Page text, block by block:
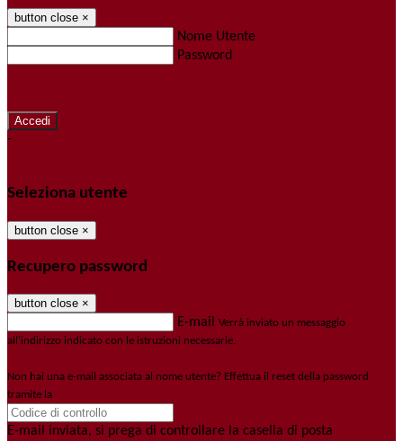
button close ×
Nome Utente
Password
-
Seleziona utente
button close ×
Recupero password
button close ×
E-mail Verrà inviato un messaggio
all'indirizzo indicato con le istruzioni necessarie.
Non hai una e-mail associata al nome utente? Effettua il reset della password
tramite la
E-mail inviata, si prega di controllare la casella di posta